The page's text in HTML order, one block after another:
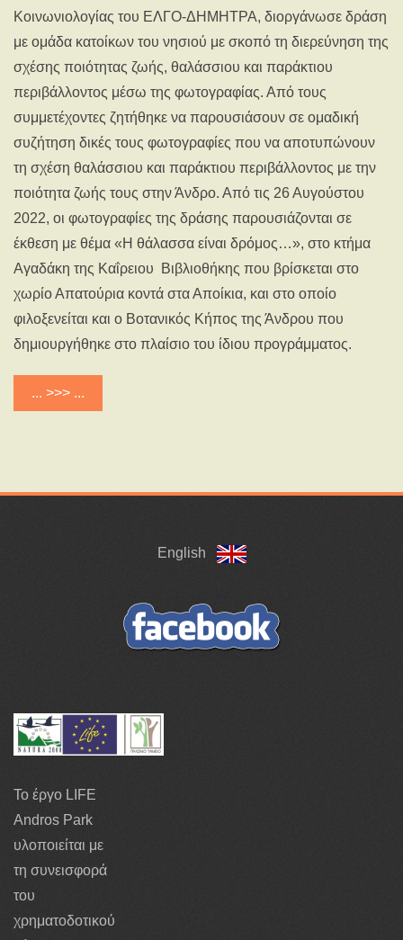
Κοινωνιολογίας του ΕΛΓΟ-ΔΗΜΗΤΡΑ, διοργάνωσε δράση
με ομάδα κατοίκων του νησιού με σκοπό τη διερεύνηση της
σχέσης ποιότητας ζωής, θαλάσσιου και παράκτιου
περιβάλλοντος μέσω της φωτογραφίας. Από τους
συμμετέχοντες ζητήθηκε να παρουσιάσουν σε ομαδική
συζήτηση δικές τους φωτογραφίες που να αποτυπώνουν
τη σχέση θαλάσσιου και παράκτιου περιβάλλοντος με την
ποιότητα ζωής τους στην Άνδρο. Από τις 26 Αυγούστου
2022, οι φωτογραφίες της δράσης παρουσιάζονται σε
έκθεση με θέμα «Η θάλασσα είναι δρόμος…», στο κτήμα
Αγαδάκη της Καΐρειου Βιβλιοθήκης που βρίσκεται στο
χωρίο Απατούρια κοντά στα Αποίκια, και στο οποίο
φιλοξενείται και ο Βοτανικός Κήπος της Άνδρου που
δημιουργήθηκε στο πλαίσιο του ίδιου προγράμματος.
... >>> ...
English
Το έργο LIFE
Andros Park
υλοποιείται με
τη συνεισφορά
του
χρηματοδοτικού